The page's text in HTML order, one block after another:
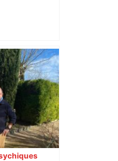
: Toulouse
amateur –